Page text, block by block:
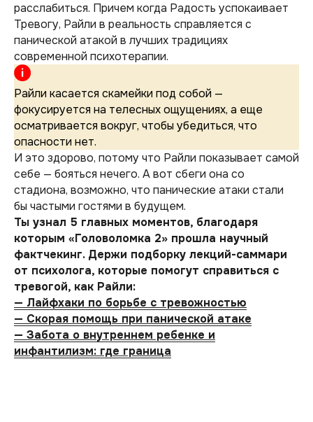
расслабиться. Причем когда Радость успокаивает
Тревогу, Райли в реальность справляется с
панической атакой в лучших традициях
современной психотерапии.
Райли касается скамейки под собой —
фокусируется на телесных ощущениях, а еще
осматривается вокруг, чтобы убедиться, что
опасности нет.
И это здорово, потому что Райли показывает самой
себе — бояться нечего. А вот сбеги она со
стадиона, возможно, что панические атаки стали
бы частыми гостями в будущем.
Ты узнал 5 главных моментов, благодаря
которым «Головоломка 2» прошла научный
фактчекинг. Держи подборку лекций-саммари
от психолога, которые помогут справиться с
тревогой, как Райли:
— Лайфхаки по борьбе с тревожностью
— Скорая помощь при панической атаке
— Забота о внутреннем ребенке и
инфантилизм: где граница